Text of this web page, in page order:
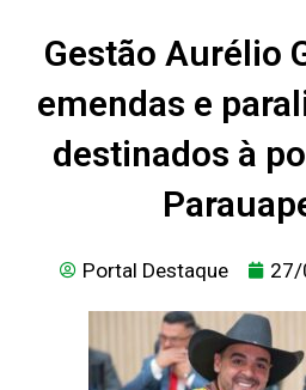
Gestão Aurélio
emendas e
destinados à
Portal Destaque